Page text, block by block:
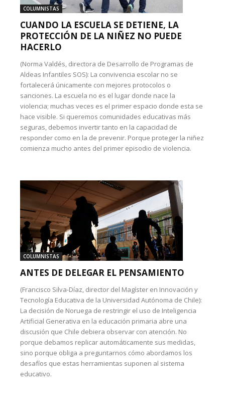
COLUMNISTAS
CUANDO LA ESCUELA SE DETIENE, LA
PROTECCIÓN DE LA NIÑEZ NO PUEDE
HACERLO
(Norma Valdés, directora de Desarrollo de Programas de
Aldeas Infantiles SOS): La convivencia escolar no se
fortalecerá únicamente con mejores protocolos o
sanciones. La escuela no es el lugar donde nace la
violencia; muchas veces es el primer espacio donde esta se
hace visible. Si queremos comunidades educativas más
seguras, debemos invertir tanto en la capacidad de
responder como en la de prevenir. Porque proteger la niñez
comienza mucho antes del primer episodio de violencia.
COLUMNISTAS
ANTES DE DELEGAR EL PENSAMIENTO
(Francisco Silva-Díaz, director del Magíster en Innovación y
Tecnología Educativa de la Universidad Autónoma de Chile):
La decisión de Noruega de restringir el uso de Inteligencia
Artificial Generativa en la educación primaria abre una
discusión que Chile debiera observar con atención. No
porque debamos replicar automáticamente sus medidas,
sino porque obliga a preguntarnos cómo abordamos los
desafíos que estas herramientas suponen al sistema
educativo.